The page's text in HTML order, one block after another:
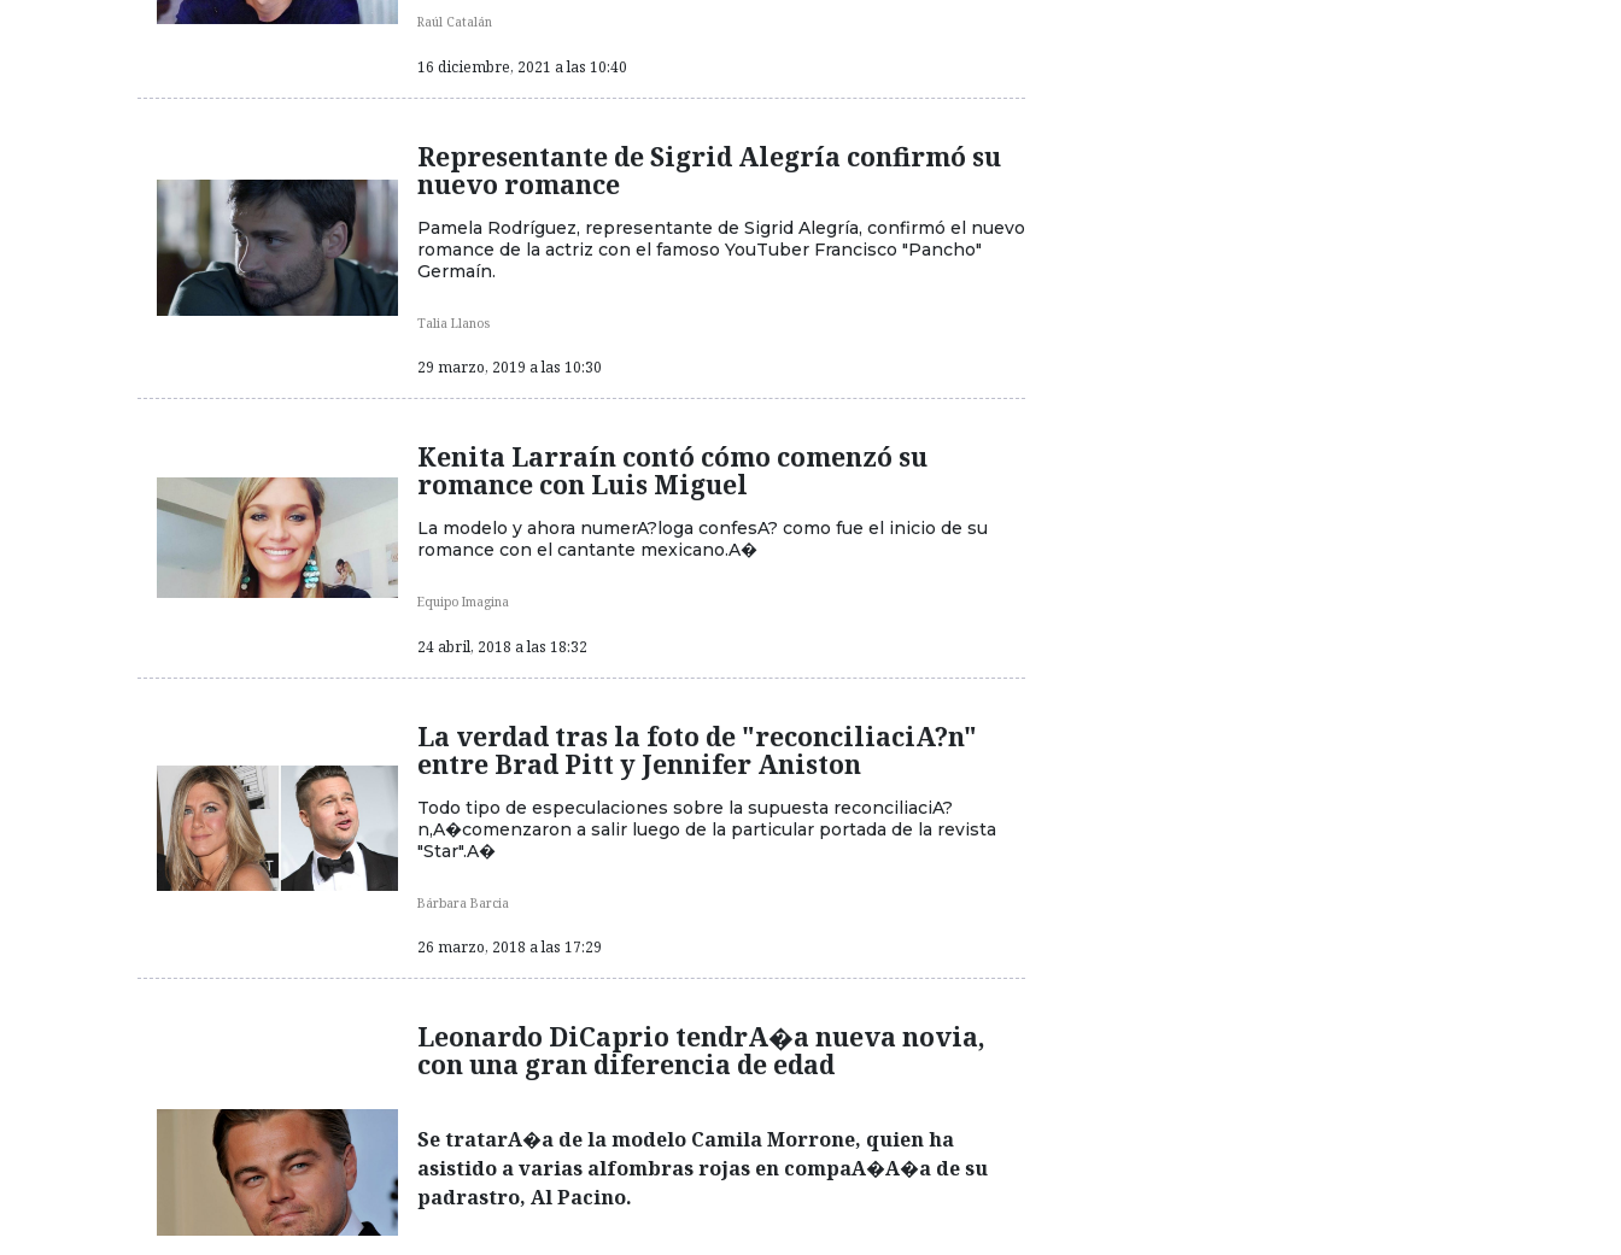
Raúl Catalán
16 diciembre, 2021 a las 10:40
Representante de Sigrid Alegría confirmó su
nuevo romance
Pamela Rodríguez, representante de Sigrid Alegría, confirmó el nuevo
romance de la actriz con el famoso YouTuber Francisco "Pancho"
Germaín.
Talia Llanos
29 marzo, 2019 a las 10:30
Kenita Larraín contó cómo comenzó su
romance con Luis Miguel
La modelo y ahora numerA?loga confesA? como fue el inicio de su
romance con el cantante mexicano.A�
Equipo Imagina
24 abril, 2018 a las 18:32
La verdad tras la foto de "reconciliaciA?n"
entre Brad Pitt y Jennifer Aniston
Todo tipo de especulaciones sobre la supuesta reconciliaciA?
n,A�comenzaron a salir luego de la particular portada de la revista
"Star".A�
Bárbara Barcia
26 marzo, 2018 a las 17:29
Leonardo DiCaprio tendrA�a nueva novia,
con una gran diferencia de edad
Se tratarA�a de la modelo Camila Morrone, quien ha
asistido a varias alfombras rojas en compaA�A�a de su
padrastro, Al Pacino.